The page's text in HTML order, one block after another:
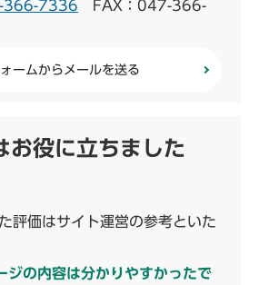
366-7336 FAX：047-366-
ームからメールを送る
お役に立ちました
評価はサイト運営の参考といた
ジの内容は分かりやすかったで